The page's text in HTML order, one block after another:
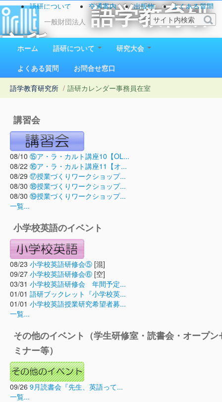
一般財団法人
語学教育研
究所
1923（大正12）年創立
語研について 交通案内 出版物
よくある質問
お問い合わせ
ホーム 語研について
研究大会
よくある質問
お問合せ窓口
語学教育研究所 / 語研カレンダー事務員在室
講習会
08/10 ⑮ア・ラ・カルト講座10【OL...
08/22 ⑯ア・ラ・カルト講座11【オ...
08/29 ⑰授業づくりワークショップ...
08/30 ⑱授業づくりワークショップ...
08/30 ⑲授業づくりワークショップ...
一覧...
小学校英語のイベント
08/23 小学校英語研修会⑤ [混]
09/27 小学校英語研修会⑥ [空]
03/31 小学校英語研修会 年間予定...
01/01 語研ブックレット『小学校英...
01/01 小学校英語授業研究希望者募...
一覧...
その他のイベント（学生研修室・読書会・オープン
ミナー等）
09/26 9月読書会『先生、英語って...
一覧...